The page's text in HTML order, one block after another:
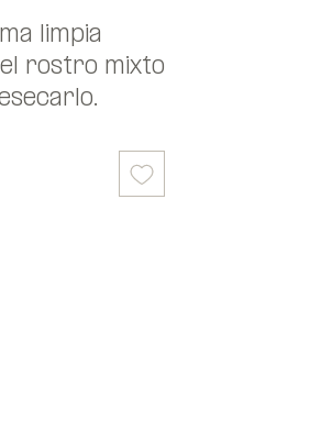
limpia
rostro mixto